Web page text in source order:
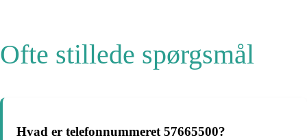
Ofte stillede spørgsmål
Hvad er telefonnummeret 57665500?